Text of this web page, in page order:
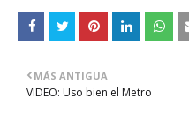
MÁS ANTIGUA
VIDEO: Uso bien el Metro